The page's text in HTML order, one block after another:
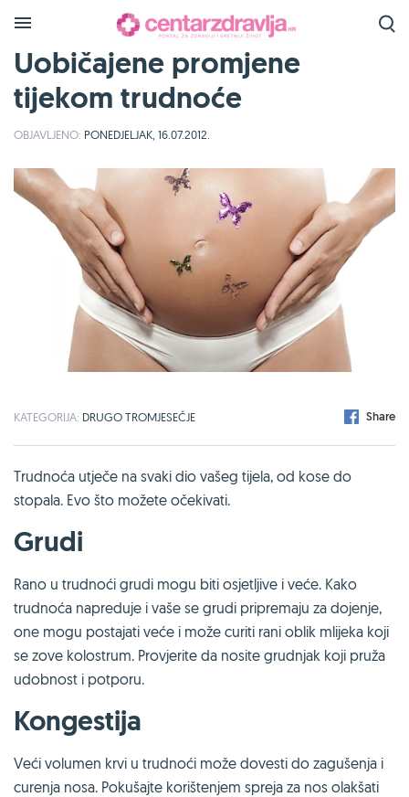
Uobičajene promjene
tijekom trudnoće
OBJAVLJENO: PONEDJELJAK, 16.07.2012.
KATEGORIJA: DRUGO TROMJESEČJE Share
Trudnoća utječe na svaki dio vašeg tijela, od kose do
stopala. Evo što možete očekivati.
Grudi
Rano u trudnoći grudi mogu biti osjetljive i veće. Kako
trudnoća napreduje i vaše se grudi pripremaju za dojenje,
one mogu postajati veće i može curiti rani oblik mlijeka koji
se zove kolostrum. Provjerite da nosite grudnjak koji pruža
udobnost i potporu.
Kongestija
Veći volumen krvi u trudnoći može dovesti do zagušenja i
curenja nosa. Pokušajte korištenjem spreja za nos olakšati